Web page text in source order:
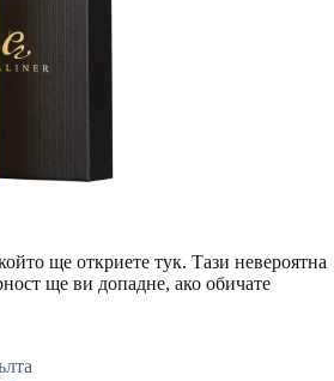
ще откриете тук. Тази невероятна
ще ви допадне, ако обичате